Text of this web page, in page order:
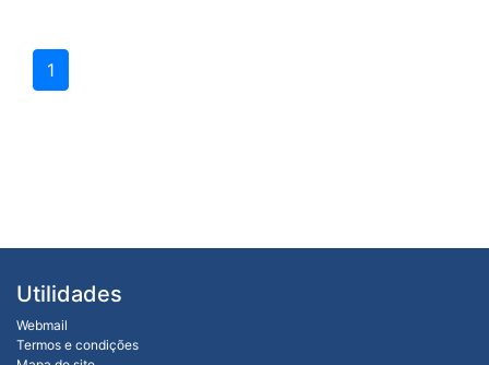
1
Utilidades
Webmail
Termos e condições